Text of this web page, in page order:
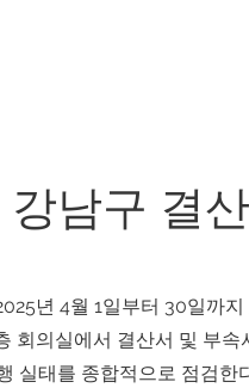
강남구 결
년 4월 1일부터 30일까
회의실에서 결산서 및 부속
실태를 종합적으로 점검한